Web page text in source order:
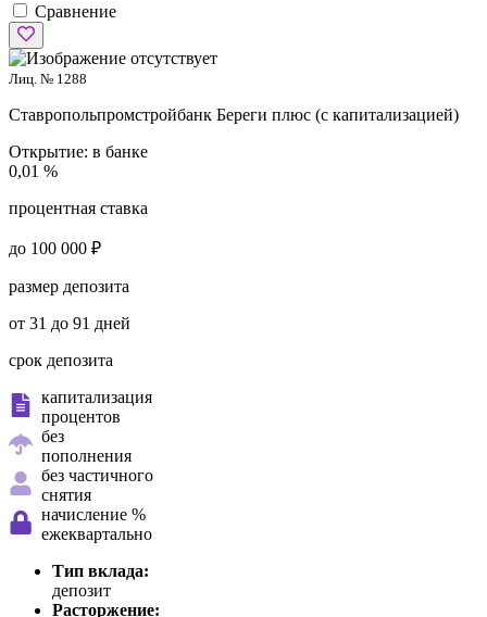
Сравнение
Лиц. № 1288
Ставропольпромстройбанк Береги плюс (с капитализацией)
Открытие: в банке
0,01 %
процентная ставка
до 100 000 ₽
размер депозита
от 31 до 91 дней
срок депозита
капитализация
процентов
без
пополнения
без частичного
снятия
начисление %
ежеквартально
Тип вклада:
депозит
Расторжение: